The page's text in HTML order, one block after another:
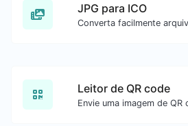
JPG para ICO
Leitor de QR code